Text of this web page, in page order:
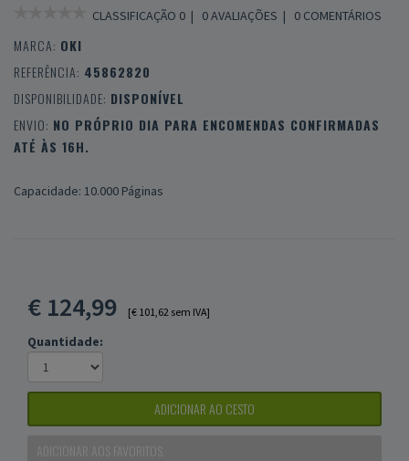
CLASSIFICAÇÃO 0 | 0 AVALIAÇÕES | 0 COMENTÁRIOS
MARCA: OKI
REFERÊNCIA: 45862820
DISPONIBILIDADE: DISPONÍVEL
ENVIO: NO PRÓPRIO DIA PARA ENCOMENDAS CONFIRMADAS
ATÉ ÀS 16H.
Capacidade: 10.000 Páginas
€ 124,99 [€ 101,62 sem IVA]
Quantidade:
ADICIONAR AO CESTO
ADICIONAR AOS FAVORITOS